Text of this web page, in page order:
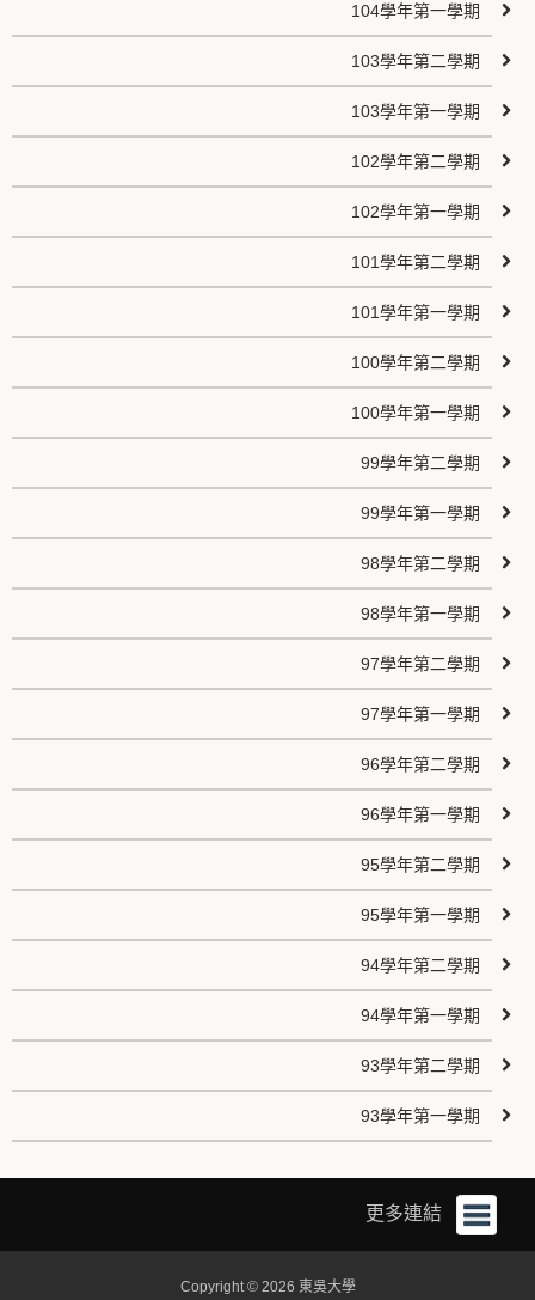
104學年第一學期
103學年第二學期
103學年第一學期
102學年第二學期
102學年第一學期
101學年第二學期
101學年第一學期
100學年第二學期
100學年第一學期
99學年第二學期
99學年第一學期
98學年第二學期
98學年第一學期
97學年第二學期
97學年第一學期
96學年第二學期
96學年第一學期
95學年第二學期
95學年第一學期
94學年第二學期
94學年第一學期
93學年第二學期
93學年第一學期
更多連結
Copyright © 2026 東吳大學